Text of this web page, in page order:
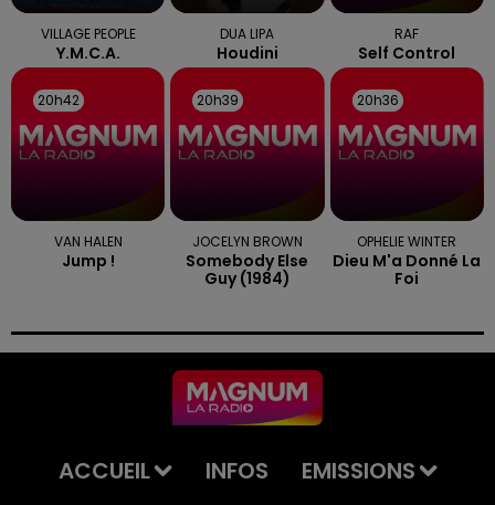
VILLAGE PEOPLE
Y.m.c.a.
DUA LIPA
Houdini
RAF
Self Control
20h42
20h42
VAN HALEN
Jump !
20h39
20h39
JOCELYN BROWN
Somebody Else
Guy (1984)
20h36
20h36
OPHELIE WINTER
Dieu M'a Donné La
Foi
ACCUEIL INFOS EMISSIONS